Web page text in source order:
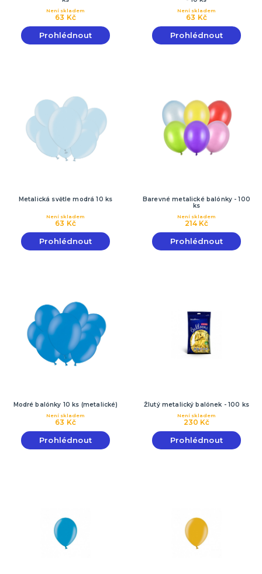
63 Kč
Není skladem
Prohlédnout
63 Kč
Není skladem
Prohlédnout
Metalická světle modrá 10 ks
63 Kč
Není skladem
Prohlédnout
Barevné metalické balónky - 100
ks
214 Kč
Není skladem
Prohlédnout
Modré balónky 10 ks (metalické)
63 Kč
Není skladem
Prohlédnout
Žlutý metalický balónek - 100 ks
230 Kč
Není skladem
Prohlédnout